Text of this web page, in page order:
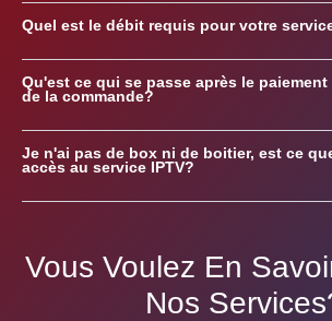
Quel est le débit requis pour votre
Qu'est ce qui se passe après le
de la commande?
Je n'ai pas de box ni de boitier, est ce
accès au service IPTV?
Vous Voulez En
Nos